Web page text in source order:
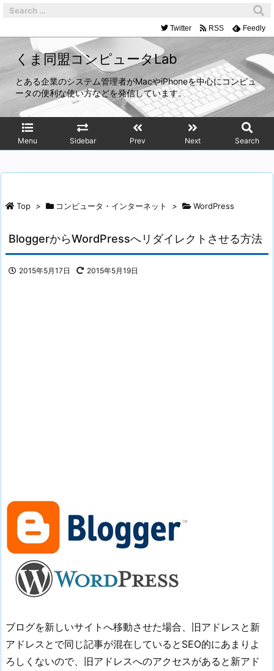
くま同盟コンピュータLab
とある企業のシステム管理者がMacやiPhoneを中心にコンピュ
ータの便利な使い方などを発信しています。
Menu Sidebar Prev Next Search
Twitter RSS Feedly
Top > コンピュータ・インターネット > WordPress
BloggerからWordPressへリダイレクトさせる方法
2015年5月17日 2015年5月19日
ブログを新しいサイトへ移動させた場合、旧アドレスと新
アドレスとで同じ記事が混在しているとSEO的にあまりよ
ろしくないので、旧アドレスへのアクセスがあると新アド